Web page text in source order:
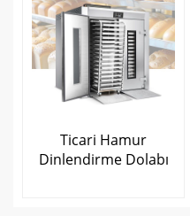
Ticari Hamur
Dinlendirme Dolabı